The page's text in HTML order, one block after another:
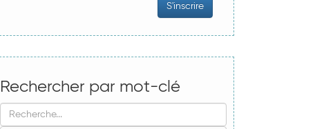
Rechercher par mot-clé